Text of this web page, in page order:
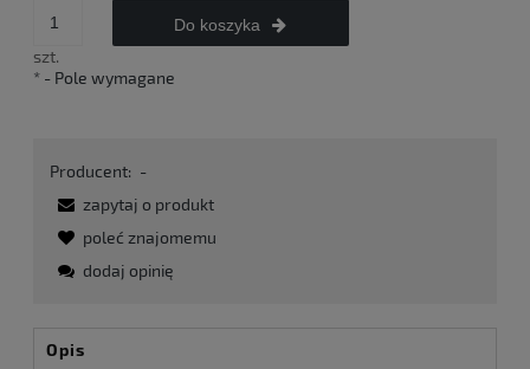
szt.
Do koszyka
* - Pole wymagane
Producent: -
zapytaj o produkt
poleć znajomemu
dodaj opinię
Opis